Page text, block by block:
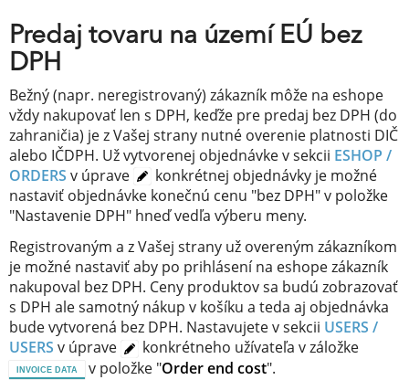
Predaj tovaru na území EÚ bez
DPH
Bežný (napr. neregistrovaný) zákazník môže na eshope
vždy nakupovať len s DPH, keďže pre predaj bez DPH (do
zahraničia) je z Vašej strany nutné overenie platnosti DIČ
alebo IČDPH. Už vytvorenej objednávke v sekcii ESHOP /
ORDERS v úprave
konkrétnej objednávky je možné
nastaviť objednávke konečnú cenu "bez DPH" v položke
"Nastavenie DPH" hneď vedľa výberu meny.
Registrovaným a z Vašej strany už overeným zákazníkom
je možné nastaviť aby po prihlásení na eshope zákazník
nakupoval bez DPH. Ceny produktov sa budú zobrazovať
s DPH ale samotný nákup v košíku a teda aj objednávka
bude vytvorená bez DPH. Nastavujete v sekcii USERS /
USERS v úprave konkrétneho užívateľa v záložke
INVOICE DATA v položke "Order end cost".